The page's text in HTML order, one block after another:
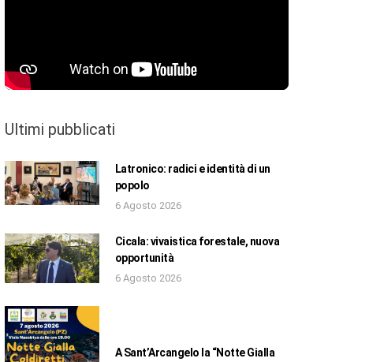
Ultimi pubblicati
Latronico: radici e identità di un
popolo
6 Agosto 2026
Cicala: vivaistica forestale, nuova
opportunità
6 Agosto 2026
A Sant’Arcangelo la “Notte Gialla